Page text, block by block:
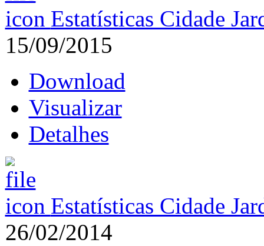
Estatísticas Cidade
15/09/2015
Download
Visualizar
Detalhes
Estatísticas Cidade
26/02/2014